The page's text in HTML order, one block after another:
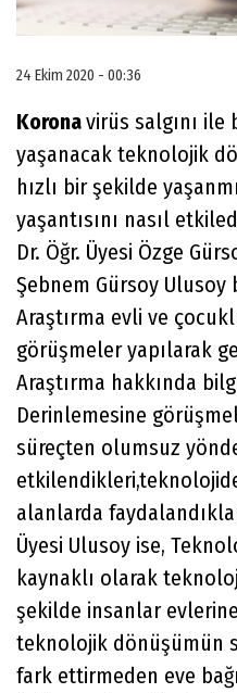
24 Ekim 2020 - 00:36
Koronavirüs salgını ile
yaşanacak teknolojik
hızlı bir şekilde
yaşantısını nasıl
Dr. Öğr. Üyesi Özge
Şebnem Gürsoy Ulusoy
Araştırma evli ve
görüşmeler yapılarak
Araştırma hakkında
Derinlemesine
süreçten olumsuz
alanlarda
Üyesi Ulusoy ise,
kaynaklı olarak
şekilde insanlar
teknolojik dönüşümün
fark ettirmeden eve